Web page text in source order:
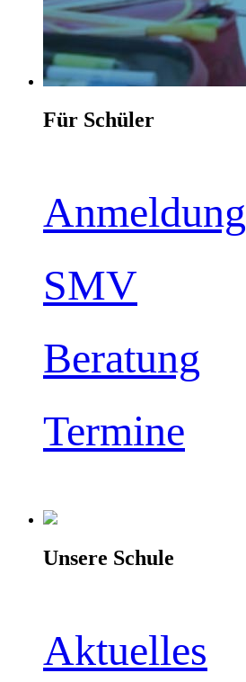
Für Schüler
Anmeldung
SMV
Beratung
Termine
Unsere Schule
Aktuelles